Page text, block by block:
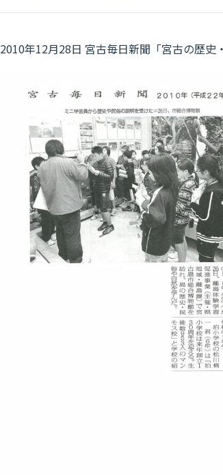
2010年12月28日 宮古毎日新聞「宮古の歴史